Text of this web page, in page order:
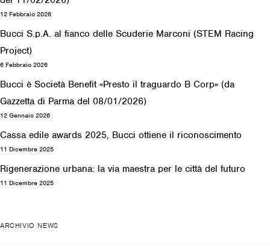
12 Febbraio 2026
Bucci S.p.A. al fianco delle Scuderie Marconi (STEM Racing
Project)
6 Febbraio 2026
Bucci è Società Benefit «Presto il traguardo B Corp» (da
Gazzetta di Parma del 08/01/2026)
12 Gennaio 2026
Cassa edile awards 2025, Bucci ottiene il riconoscimento
11 Dicembre 2025
Rigenerazione urbana: la via maestra per le città del futuro
11 Dicembre 2025
ARCHIVIO NEWS